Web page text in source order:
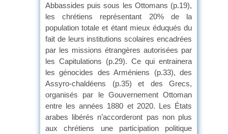
Abbassides puis sous les Ottomans (p.19),
les chrétiens représentant 20% de la
population totale et étant mieux éduqués du
fait de leurs institutions scolaires encadrées
par les missions étrangères autorisées par
les Capitulations (p.29). Ce qui entrainera
les génocides des Arméniens (p.33), des
Assyro-chaldéens (p.35) et des Grecs,
organisés par le Gouvernement Ottoman
entre les années 1880 et 2020. Les États
arabes libérés n’accorderont pas non plus
aux chrétiens une participation politique